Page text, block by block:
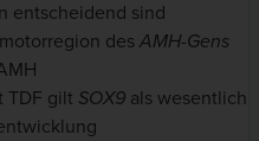
entscheidend sind
des AMH-Gens
TDF gilt SOX9 als wesentlich